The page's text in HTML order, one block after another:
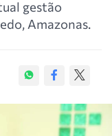
gestão
Amazonas.